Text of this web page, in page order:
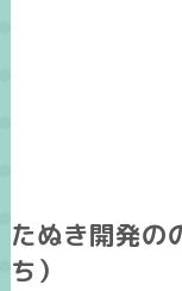
たぬき開発の
ち）